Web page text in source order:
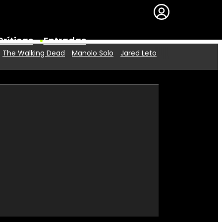
Entradas
Premios
The Walking Dead Manolo Solo Jared Leto